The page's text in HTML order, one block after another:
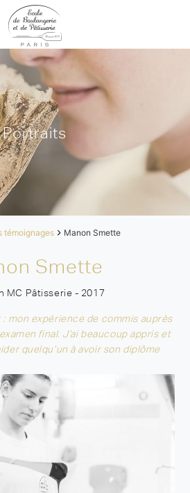
Portraits
témoignages Manon Smette
Smette
MC Pâtisserie - 2017
mon expérience de commis auprès
final. J’ai beaucoup appris et
quelqu’un à avoir son diplôme